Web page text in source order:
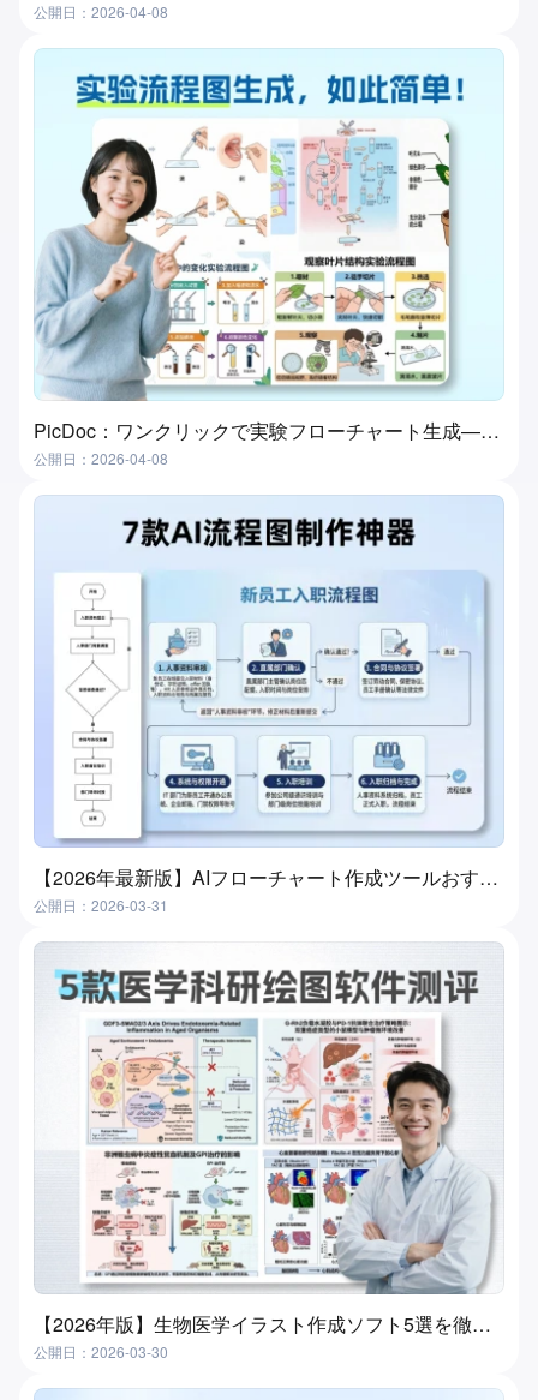
公開日：2026-04-08
PicDoc：ワンクリックで実験フローチャート生成—実験授業準備の究極ツール
公開日：2026-04-08
【2026年最新版】AIフローチャート作成ツールおすすめ7選｜3分で自動生成、初心者でも簡単
公開日：2026-03-31
【2026年版】生物医学イラスト作成ソフト5選を徹底比較｜失敗しない選び方
公開日：2026-03-30